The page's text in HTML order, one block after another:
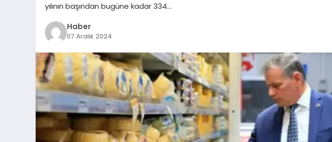
yılının başından bugüne kadar 334…
Haber
07 Aralık 2024